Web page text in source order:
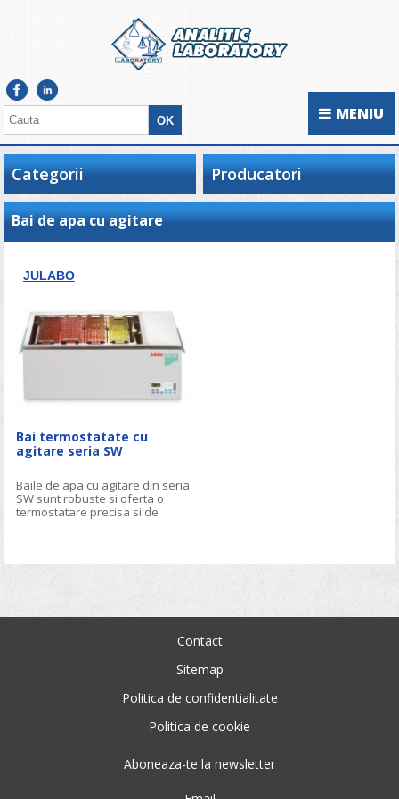
MENIU
Categorii Producatori
Bai de apa cu agitare
JULABO
Bai termostatate cu
agitare seria SW
Baile de apa cu agitare din seria
SW sunt robuste si oferta o
termostatare precisa si de
de rutina, SW 23 se utilizeaza
circulatie constanta
Contact
Sitemap
Politica de confidentialitate
Politica de cookie
Aboneaza-te la newsletter